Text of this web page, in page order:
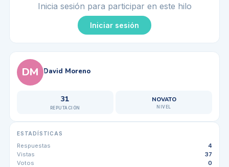
Inicia sesión para participar en este hilo
Iniciar sesión
DM David Moreno
31
REPUTACIÓN
NOVATO
NIVEL
ESTADÍSTICAS
Respuestas
4
Vistas
37
Votos
0